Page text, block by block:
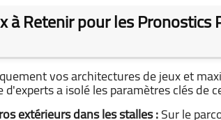
à Retenir pour les
vos architectures de jeux et
a isolé les paramètres clés de
extérieurs dans les stalles :Sur le